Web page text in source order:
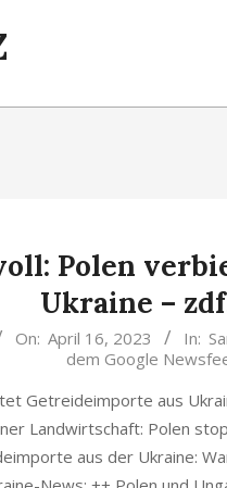
Polen
Ukraine –
On: April 16, 2023 In:
dem Google
Getreideimporte aus
Landwirtschaft: Polen
aus der Ukraine: